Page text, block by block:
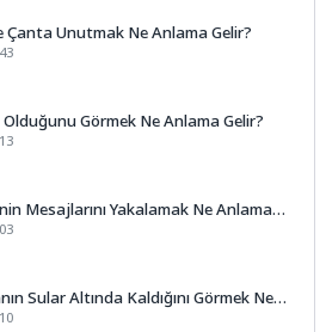
Çanta Unutmak Ne Anlama Gelir?
Görmek Ne Anlama Gelir?
Mesajlarını Yakalamak Ne Anlama
Sular Altında Kaldığını Görmek Ne